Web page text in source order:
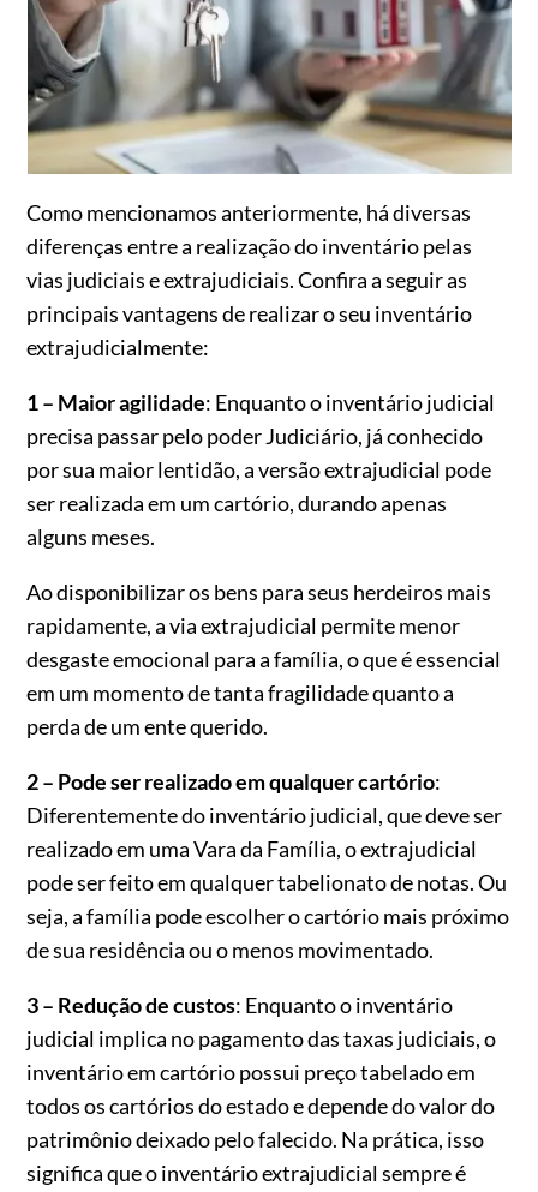
Como mencionamos anteriormente, há diversas
diferenças entre a realização do inventário pelas
vias judiciais e extrajudiciais. Confira a seguir as
principais vantagens de realizar o seu inventário
extrajudicialmente:
1 – Maior agilidade: Enquanto o inventário judicial
precisa passar pelo poder Judiciário, já conhecido
por sua maior lentidão, a versão extrajudicial pode
ser realizada em um cartório, durando apenas
alguns meses.
Ao disponibilizar os bens para seus herdeiros mais
rapidamente, a via extrajudicial permite menor
desgaste emocional para a família, o que é essencial
em um momento de tanta fragilidade quanto a
perda de um ente querido.
2 – Pode ser realizado em qualquer cartório:
Diferentemente do inventário judicial, que deve ser
realizado em uma Vara da Família, o extrajudicial
pode ser feito em qualquer tabelionato de notas. Ou
seja, a família pode escolher o cartório mais próximo
de sua residência ou o menos movimentado.
3 – Redução de custos: Enquanto o inventário
judicial implica no pagamento das taxas judiciais, o
inventário em cartório possui preço tabelado em
todos os cartórios do estado e depende do valor do
patrimônio deixado pelo falecido. Na prática, isso
significa que o inventário extrajudicial sempre é